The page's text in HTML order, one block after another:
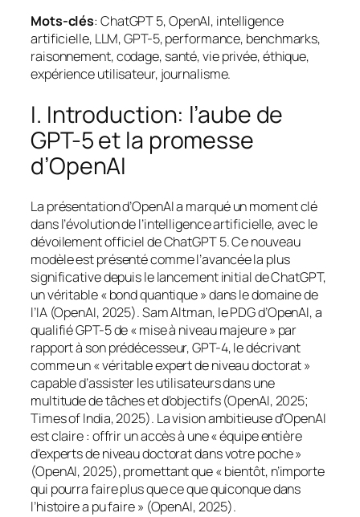
Mots-clés: ChatGPT 5, OpenAI, intelligence
artificielle, LLM, GPT-5, performance, benchmarks,
raisonnement, codage, santé, vie privée, éthique,
expérience utilisateur, journalisme.
I. Introduction: l’aube de
GPT-5 et la promesse
d’OpenAI
La présentation d’OpenAI a marqué un moment clé
dans l’évolution de l’intelligence artificielle, avec le
dévoilement officiel de ChatGPT 5. Ce nouveau
modèle est présenté comme l’avancée la plus
significative depuis le lancement initial de ChatGPT,
un véritable « bond quantique » dans le domaine de
l’IA (OpenAI, 2025). Sam Altman, le PDG d’OpenAI, a
qualifié GPT-5 de « mise à niveau majeure » par
rapport à son prédécesseur, GPT-4, le décrivant
comme un « véritable expert de niveau doctorat »
capable d’assister les utilisateurs dans une
multitude de tâches et d’objectifs (OpenAI, 2025;
Times of India, 2025). La vision ambitieuse d’OpenAI
est claire : offrir un accès à une « équipe entière
d’experts de niveau doctorat dans votre poche »
(OpenAI, 2025), promettant que « bientôt, n’importe
qui pourra faire plus que ce que quiconque dans
l’histoire a pu faire » (OpenAI, 2025).